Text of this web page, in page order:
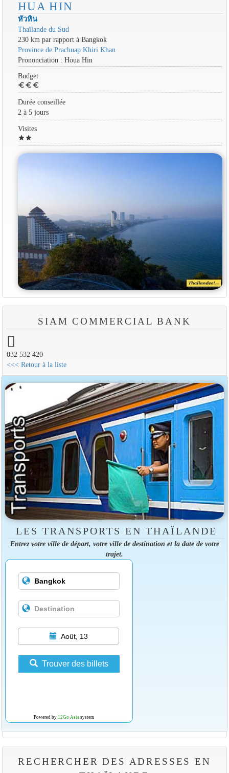
HUA HIN
หัวหิน
Thaïlande du Sud
230 km par rapport à Bangkok
Province de Prachuap Khiri Khan
Prononciation : Houa Hin
Budget
euro euro euro
Durée conseillée
2 à 5 jours
Visites
starstar
SIAM COMMERCIAL BANK
032 532 420
<<< Retour à la liste
LES TRANSPORTS EN THAÏLANDE
Entrez votre ville de départ, votre ville de destination et la date de votre
trajet.
Août, 13
Trouver des billets
Powered by 12Go Asia system
RECHERCHER DES ADRESSES EN